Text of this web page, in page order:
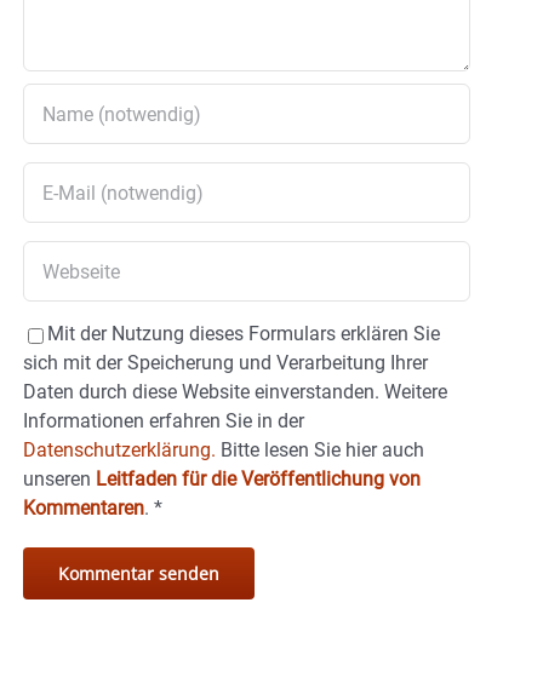
Mit der Nutzung dieses Formulars erklären Sie
sich mit der Speicherung und Verarbeitung Ihrer
Daten durch diese Website einverstanden. Weitere
Informationen erfahren Sie in der
Datenschutzerklärung. Bitte lesen Sie hier auch
unseren Leitfaden für die Veröffentlichung von
Kommentaren. *